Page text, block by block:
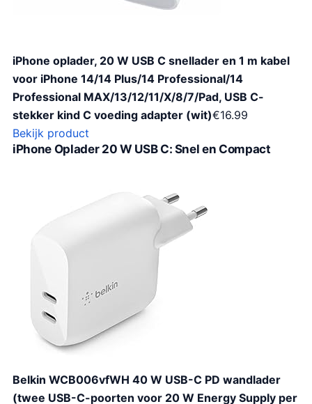
iPhone oplader, 20 W USB C snellader en 1 m kabel
voor iPhone 14/14 Plus/14 Professional/14
Professional MAX/13/12/11/X/8/7/Pad, USB C-
stekker kind C voeding adapter (wit)€16.99
Bekijk product
iPhone Oplader 20 W USB C: Snel en Compact
Belkin WCB006vfWH 40 W USB-C PD wandlader
(twee USB-C-poorten voor 20 W Energy Supply per